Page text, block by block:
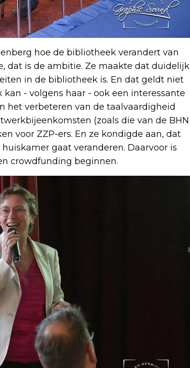
hoe de bibliotheek verandert van
dat is de ambitie. Ze maakte dat duidelijk
in de bibliotheek is. En dat geldt niet
- volgens haar - ook een interessante
het verbeteren van de taalvaardigheid
(zoals die van de BHN
voor ZZP-ers. En ze kondigde aan, dat
gaat veranderen. Daarvoor is
crowdfunding beginnen.